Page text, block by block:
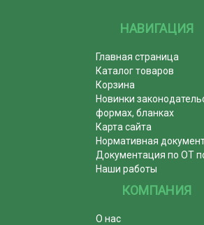
НАВИГАЦИЯ
Главная страница
Каталог товаров
Корзина
Новинки
формах, бланках
Карта сайта
Нормативная
Документация по ОТ
Наши работы
КОМПАНИЯ
О нас